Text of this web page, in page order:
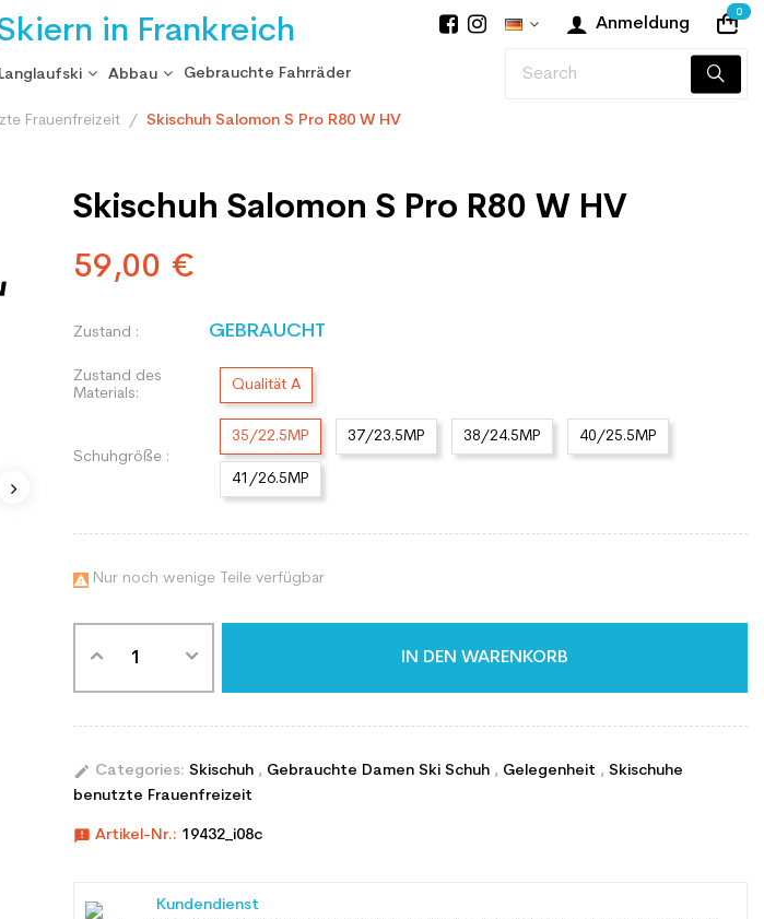
in Frankreich Anmeldung
0
Abbau Gebrauchte Fahrräder
Frauenfreizeit Skischuh Salomon S Pro R80 W HV
Skischuh Salomon S Pro R80 W HV
59,00 €
Zustand : GEBRAUCHT
Zustand des
Materials:
Qualität A
Schuhgröße :
35/22.5MP 37/23.5MP 38/24.5MP 40/25.5MP
41/26.5MP
 Nur noch wenige Teile verfügbar
IN DEN WARENKORB
edit Categories: Skischuh , Gebrauchte Damen Ski Schuh , Gelegenheit , Skischuhe
benutzte Frauenfreizeit
announcement Artikel-Nr.: 19432_i08c
Kundendienst